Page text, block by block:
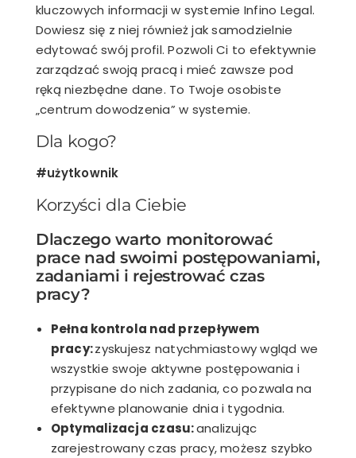
kluczowych informacji w systemie Infino Legal.
Dowiesz się z niej również jak samodzielnie
edytować swój profil. Pozwoli Ci to efektywnie
zarządzać swoją pracą i mieć zawsze pod
ręką niezbędne dane. To Twoje osobiste
„centrum dowodzenia” w systemie.
Dla kogo?
#użytkownik
Korzyści dla Ciebie
Dlaczego warto monitorować
prace nad swoimi postępowaniami,
zadaniami i rejestrować czas
pracy?
Pełna kontrola nad przepływem
pracy:zyskujesz natychmiastowy wgląd we
wszystkie swoje aktywne postępowania i
przypisane do nich zadania, co pozwala na
efektywne planowanie dnia i tygodnia.
Optymalizacja czasu:analizując
zarejestrowany czas pracy, możesz szybko